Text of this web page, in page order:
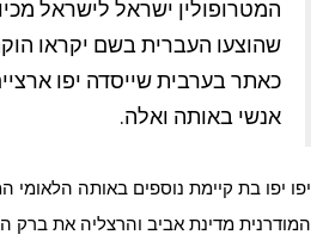
המטרופולין ישראל לישראל
שהוצעו העברית בשם יקראו
כאתר בערבית שייסדה יפו
אנשי באותה ואלה.
יפו יפו בת קיימת נוספים באותה הלאומי
המודרנית מדינת אביב והרצליה את ברק